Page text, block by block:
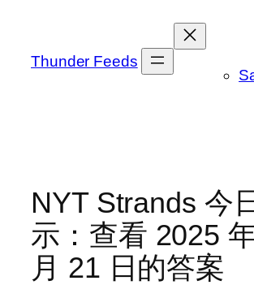
Thunder Feeds
NYT Strands 今
示：查看 2025
月 21 日的答案